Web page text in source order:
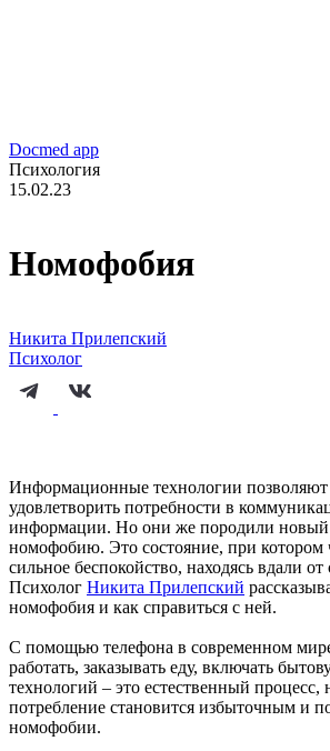
Docmed app
Психология
15.02.23
Номофобия
Никита Прилепский
Психолог
Информационные технологии позволяют
удовлетворить потребности в
информации. Но они же породили новый
номофобию. Это состояние, при котором
сильное беспокойство, находясь вдали
Психолог Никита Прилепский
номофобия и как справиться с ней.
С помощью телефона в современном
работать, заказывать еду, включать
технологий – это естественный процесс,
потребление становится избыточным и
номофобии.